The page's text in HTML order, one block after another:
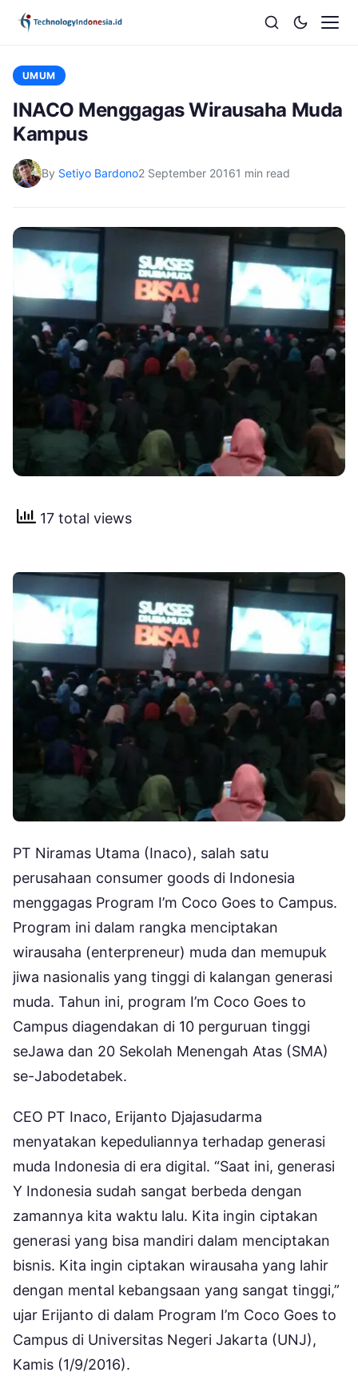
UMUM
INACO Menggagas Wirausaha Muda
Kampus
By Setiyo Bardono2 September 20161 min read
17 total views
PT Niramas Utama (Inaco), salah satu
perusahaan consumer goods di Indonesia
menggagas Program I’m Coco Goes to Campus.
Program ini dalam rangka menciptakan
wirausaha (enterpreneur) muda dan memupuk
jiwa nasionalis yang tinggi di kalangan generasi
muda. Tahun ini, program I’m Coco Goes to
Campus diagendakan di 10 perguruan tinggi
seJawa dan 20 Sekolah Menengah Atas (SMA)
se-Jabodetabek.
CEO PT Inaco, Erijanto Djajasudarma
menyatakan kepeduliannya terhadap generasi
muda Indonesia di era digital. “Saat ini, generasi
Y Indonesia sudah sangat berbeda dengan
zamannya kita waktu lalu. Kita ingin ciptakan
generasi yang bisa mandiri dalam menciptakan
bisnis. Kita ingin ciptakan wirausaha yang lahir
dengan mental kebangsaan yang sangat tinggi,”
ujar Erijanto di dalam Program I’m Coco Goes to
Campus di Universitas Negeri Jakarta (UNJ),
Kamis (1/9/2016).